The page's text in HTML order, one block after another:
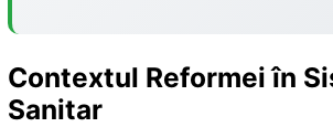
Contextul Reformei în
Sanitar